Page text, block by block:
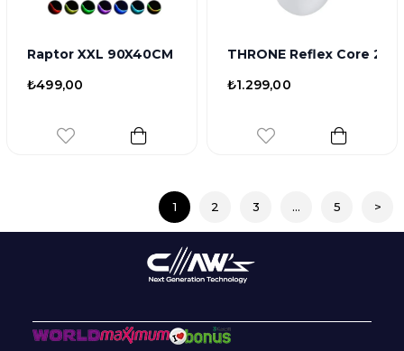
Raptor XXL 90X40CM Mikrofiber Yüzey Kaydırmaz
₺499,00
THRONE Reflex Core
₺1.299,00
1 2 3 ... 5 >